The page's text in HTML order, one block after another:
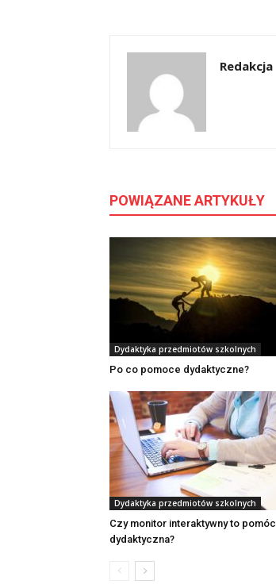
Redakcja
POWIĄZANE ARTYKUŁY
Dydaktyka przedmiotów szkolnych
Po co pomoce dydaktyczne?
Dydaktyka przedmiotów szkolnych
Czy monitor interaktywny to pomóc
dydaktyczna?